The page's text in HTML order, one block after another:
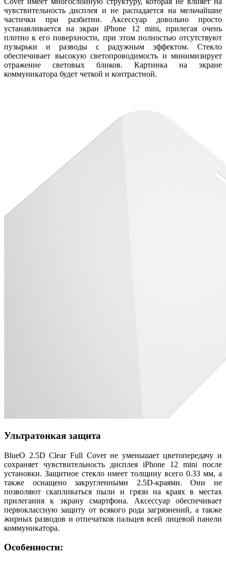
чувствительность дисплея и не распадается на мельчайшие
частички при разбитии. Аксессуар довольно просто
устанавливается на экран iPhone 12 mini, прилегая очень
плотно к его поверхности, при этом полностью отсутствуют
пузырьки и разводы с радужным эффектом. Стекло
обеспечивает высокую светопроводимость и минимизирует
отражение световых бликов. Картинка на экране
коммуникатора будет четкой и контрастной.
Ультратонкая защита
BlueO 2.5D Clear Full Cover не уменьшает цветопередачу и
сохраняет чувствительность дисплея iPhone 12 mini после
установки. Защитное стекло имеет толщину всего 0.33 мм, а
также оснащено закругленными 2.5D-краями. Они не
позволяют скапливаться пыли и грязи на краях в местах
прилегания к экрану смартфона. Аксессуар обеспечивает
первоклассную защиту от всякого рода загрязнений, а также
жирных разводов и отпечатков пальцев всей лицевой панели
коммуникатора.
Особенности: